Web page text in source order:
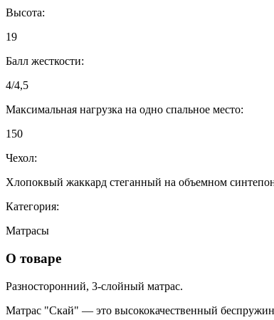
Высота:
19
Балл жесткости:
4/4,5
Максимальная нагрузка на одно спальное место:
150
Чехол:
Хлопоквый жаккард стеганный на объемном
Категория:
Матрасы
О товаре
Разносторонний, 3-слойный матрас.
Матрас "Скай" — это высококачественный